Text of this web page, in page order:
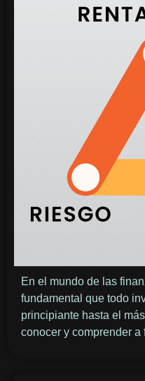
En el mundo de las
fundamental que todo
principiante hasta el
conocer y comprender